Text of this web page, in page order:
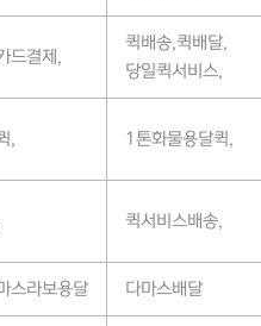
드결제,
퀵배송,퀵배달,
당일퀵서비스,
, 1톤화물용달퀵,
퀵서비스배송,
스라보용달 다마스배달